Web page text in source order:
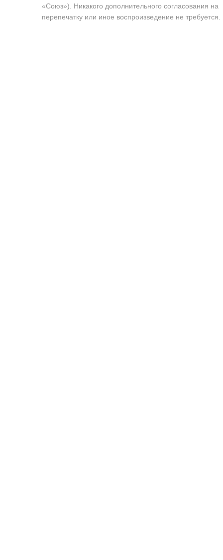
«Союз»). Никакого дополнительного согласования на
перепечатку или иное воспроизведение не требуется.